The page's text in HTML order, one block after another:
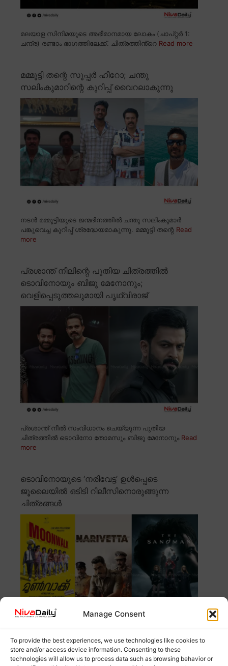
Manage Consent
To provide the best experiences, we use technologies like cookies to
store and/or access device information. Consenting to these
technologies will allow us to process data such as browsing behavior or
മലയാള സിനിമയുടെ അഭിമാനമായ ലോകം (ചാപ്റ്റർ 1:
ചന്ദ്ര) രണ്ടാം ഭാഗത്തിലേക്ക്. ചിത്രത്തിൻ്റെ Read more
മമ്മൂട്ടി തന്റെ സൂപ്പർ ഹീറോ; ചന്തു
സലിംകുമാറിന്റെ കുറിപ്പ് വൈറലാകുന്നു
നടൻ മമ്മൂട്ടിയുടെ ജന്മദിനത്തിൽ ചന്തു സലിംകുമാർ
പങ്കുവെച്ച കുറിപ്പ് ശ്രദ്ധേയമാകുന്നു. മമ്മൂട്ടി തന്റെ Read
more
പ്രശാന്ത് നീലിന്റെ പുതിയ ചിത്രത്തിൽ
ടൊവിനോയും ബിജു മേനോനും;
വെളിപ്പെടുത്തലുമായി പൃഥ്വിരാജ്
പ്രശാന്ത് നീൽ സംവിധാനം ചെയ്യുന്ന പുതിയ
ചിത്രത്തിൽ ടൊവിനോ തോമസും ബിജു മേനോനും Read
more
ടൊവിനോയുടെ ‘നരിവേട്ട’ ഉൾപ്പെടെ
ജൂലൈയിൽ ഒടിടി റിലീസിനൊരുങ്ങുന്ന
ചിത്രങ്ങൾ
മാസം ഒടിടിയിൽ എത്തുന്ന ശ്രദ്ധേയമായRead more